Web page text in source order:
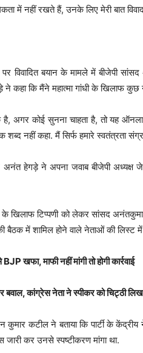
में नहीं रखते हैं, उनके लिए मेरी बात
पर विवादित बयान के मामले में बीजेपी
ने कहा कि मैंने महात्मा गांधी के खिलाफ कुछ
है, अगर कोई सुनना चाहता है, तो यह
नहीं कहा. मैं सिर्फ हमारे स्वतंत्रता
हेगड़े ने अपना जवाब बीजेपी अध्यक्ष
के खिलाफ टिप्पणी को लेकर सांसद
बैठक में शामिल होने वाले नेताओं की लिस्ट
खफा, माफी नहीं मांगी तो होगी कार्रवाई
कांग्रेस नेता ने स्पीकर को चिट्ठी
कटील ने बताया कि पार्टी के केंद्रीय
जारी कर उनसे स्पष्टीकरण मांगा था.